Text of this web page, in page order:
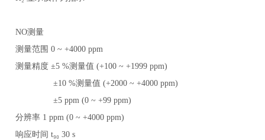
NO测量
测量范围 0 ~ +4000 ppm
测量精度 ±5 %测量值 (+100 ~ +1999 ppm)
±10 %测量值 (+2000 ~ +4000 ppm)
±5 ppm (0 ~ +99 ppm)
分辨率 1 ppm (0 ~ +4000 ppm)
响应时间 t₉₀ 30 s